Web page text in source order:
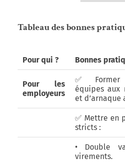
Tableau des bonnes
Pour qui ? Bonnes
Pour les
employeurs
✅ Former
équipes aux
et d’arnaque
✅ Mettre en
stricts :
• Double
virements.